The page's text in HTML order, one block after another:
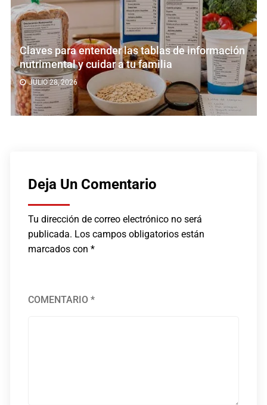
10 datos que revelan cómo ha evolucionado la
industria del tequila
JULIO 24, 2026
Deja Un Comentario
Tu dirección de correo electrónico no será
publicada. Los campos obligatorios están
marcados con*
COMENTARIO*